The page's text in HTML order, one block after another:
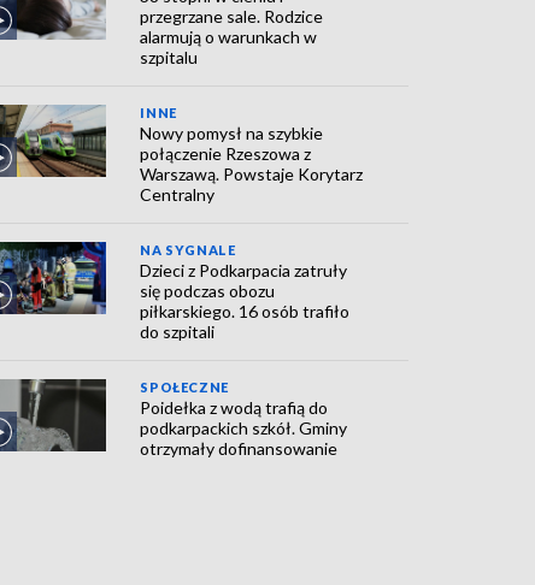
przegrzane sale. Rodzice
alarmują o warunkach w
szpitalu
INNE
Nowy pomysł na szybkie
połączenie Rzeszowa z
Warszawą. Powstaje Korytarz
Centralny
NA SYGNALE
Dzieci z Podkarpacia zatruły
się podczas obozu
piłkarskiego. 16 osób trafiło
do szpitali
SPOŁECZNE
Poidełka z wodą trafią do
podkarpackich szkół. Gminy
otrzymały dofinansowanie